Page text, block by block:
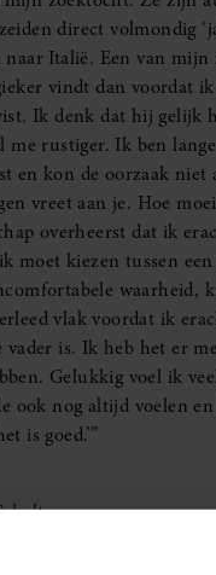
direct volmondig
naar Italië. Een van mijn
vindt dan voordat
Ik denk dat hij gelijk
me rustiger. Ik ben
en kon de oorzaak
vreet aan je. Hoe
overheerst dat ik
moet kiezen tussen
waarheid,
vlak voordat ik
vader is. Ik heb het er
Gelukkig voel ik
ook nog altijd voelen
is goed.’”
ons op